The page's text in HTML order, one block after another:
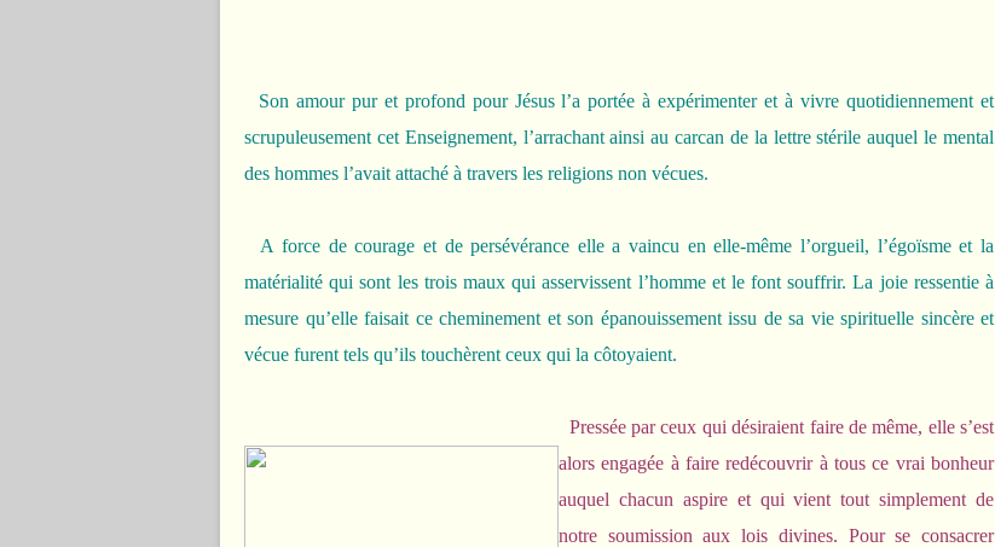
Son amour pur et profond pour Jésus l’a portée à expérimenter et à vivre quotidiennement et
scrupuleusement cet Enseignement, l’arrachant ainsi au carcan de la lettre stérile auquel le mental
des hommes l’avait attaché à travers les religions non vécues.
A force de courage et de persévérance elle a vaincu en elle-même l’orgueil, l’égoïsme et la
matérialité qui sont les trois maux qui asservissent l’homme et le font souffrir. La joie ressentie à
mesure qu’elle faisait ce cheminement et son épanouissement issu de sa vie spirituelle sincère et
vécue furent tels qu’ils touchèrent ceux qui la côtoyaient.
Pressée par ceux qui désiraient faire de même, elle s’est
alors engagée à faire redécouvrir à tous ce vrai bonheur
auquel chacun aspire et qui vient tout simplement de
notre soumission aux lois divines. Pour se consacrer